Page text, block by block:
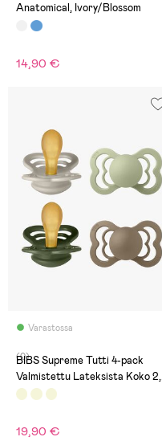
Anatomical, Ivory/Blossom
14,90 €
Varastossa
(0)
BIBS Supreme Tutti 4-pack
Valmistettu Lateksista Koko 2,
Sand/Sage/Huntergreen/Dark
19,90 €